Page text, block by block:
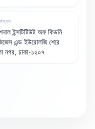
ইন্সটিটিউট অফ কিডনি
এন্ড ইউরোলজি শেরে
নগর, ঢাকা-১২০৭